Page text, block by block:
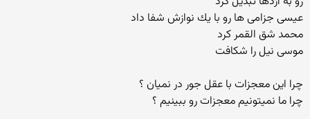
عیسی جزامی ها رو با یك نوازش شفا داد
محمد شق القمر كرد
موسی نیل را شكافت
چرا این معجزات با عقل جور در نمیان ؟
چرا ما نمیتونیم معجزات رو ببینیم ؟